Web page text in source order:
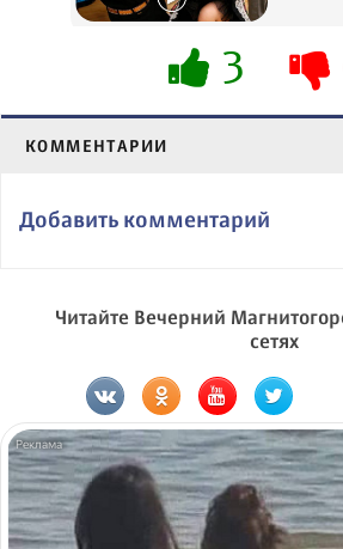
3
КОММЕНТАРИИ
Добавить комментарий
Читайте Вечерний
сетях